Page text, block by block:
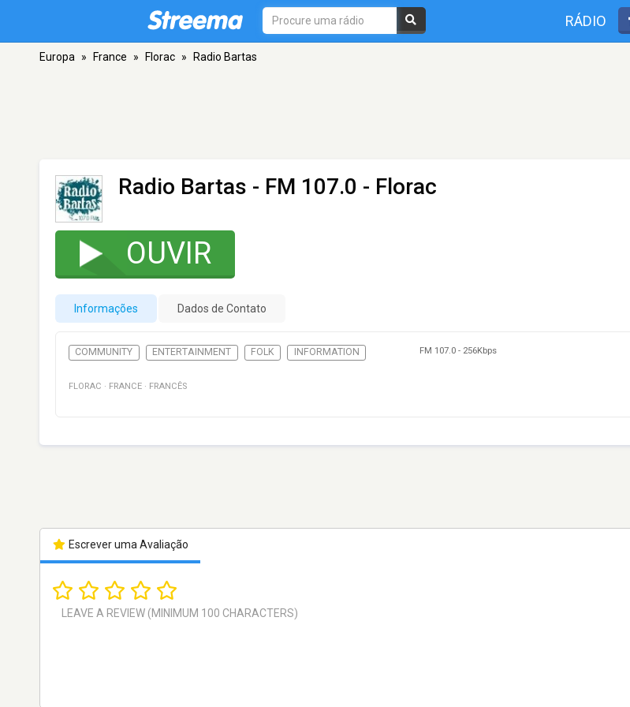
RÁDIO
Europa » France » Florac » Radio Bartas
Radio Bartas - FM 107.0 - Florac
OUVIR
Informações Dados de Contato
COMMUNITY ENTERTAINMENT FOLK INFORMATION FM 107.0 - 256Kbps
FLORAC · FRANCE · FRANCÊS
Escrever uma Avaliação